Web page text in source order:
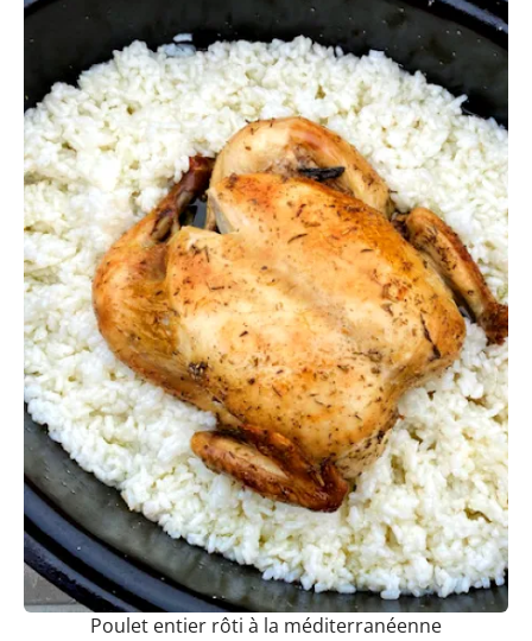
Poulet entier rôti à la méditerranéenne